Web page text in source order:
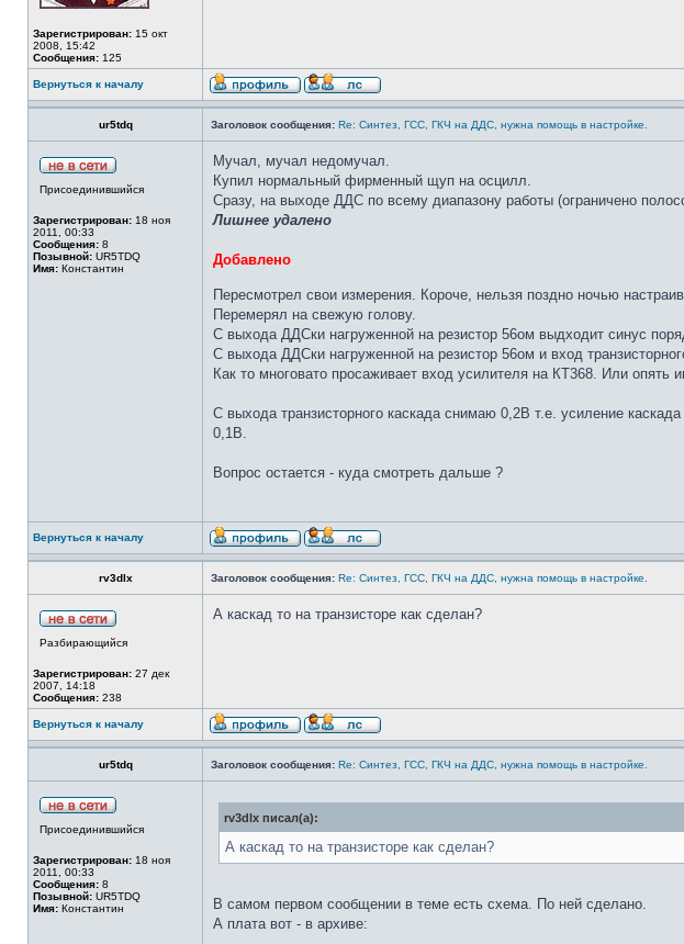
Зарегистрирован: 15 окт
2008, 15:42
Сообщения: 125
Вернуться к началу
ur5tdq Заголовок сообщения: Re: Синтез, ГСС, ГКЧ на ДДС, нужна помощь в настройке.
Присоединившийся
Зарегистрирован: 18 ноя
2011, 00:33
Сообщения: 8
Позывной: UR5TDQ
Имя: Константин
Мучал, мучал недомучал.
Купил нормальный фирменный щуп на осцилл.
Сразу, на выходе ДДС по всему диапазону работы (ограничено
Лишнее удалено
Добавлено
Пересмотрел свои измерения. Короче, нельзя поздно ночью
Перемерял на свежую голову.
С выхода ДДСки нагруженной на резистор 56ом выдходит синус
С выхода ДДСки нагруженной на резистор 56ом и вход
Как то многовато просаживает вход усилителя на КТ368. Или
С выхода транзисторного каскада снимаю 0,2В т.е. усиление
0,1В.
Вопрос остается - куда смотреть дальше ?
Вернуться к началу
rv3dlx Заголовок сообщения: Re: Синтез, ГСС, ГКЧ на ДДС, нужна помощь в настройке.
Разбирающийся
Зарегистрирован: 27 дек
2007, 14:18
Сообщения: 238
А каскад то на транзисторе как сделан?
Вернуться к началу
ur5tdq Заголовок сообщения: Re: Синтез, ГСС, ГКЧ на ДДС, нужна помощь в настройке.
Присоединившийся
Зарегистрирован: 18 ноя
2011, 00:33
Сообщения: 8
Позывной: UR5TDQ
Имя: Константин
rv3dlx писал(а):
А каскад то на транзисторе как сделан?
В самом первом сообщении в теме есть схема. По ней сделано.
А плата вот - в архиве: